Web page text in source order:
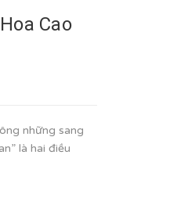
Cao
những sang
là hai điều